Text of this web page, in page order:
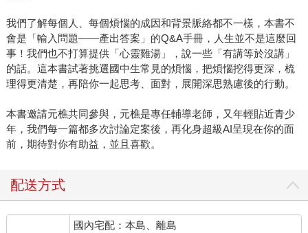
我們了解每個人、每個煩惱的成因和背景脈絡都不一樣，本書不
會是「輸入問題——產出答案」的Q&A手冊，人生並不是這麼回
事！我們也不打算提供「心靈雞湯」，說一些「有講等於沒講」
的話。這本書試著挑選國中生常見的煩惱，把煩惱挖得更深，梳
理得更清楚，再陪你一起思考、面對，展開深思熟慮後的行動。
本書邀請元樵共同參與，元樵是專任輔導老師，又年輕貼近青少
年，我們每一篇都多次討論定案後，再化身超級AI呈現在你的面
前，期待對你有助益，並且喜歡。
配送方式
國內宅配：本島、離島